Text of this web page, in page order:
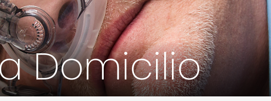
Belgique, Français
Canada, English
Canada, Français
China
Denmark
Domicilio